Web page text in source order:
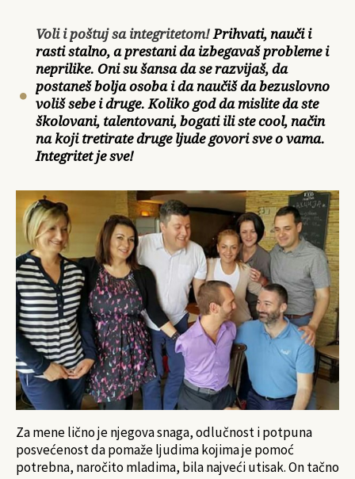
Voli i poštuj sa integritetom! Prihvati, nauči i
rasti stalno, a prestani da izbegavaš probleme i
neprilike. Oni su šansa da se razvijaš, da
postaneš bolja osoba i da naučiš da bezuslovno
voliš sebe i druge. Koliko god da mislite da ste
školovani, talentovani, bogati ili ste cool, način
na koji tretirate druge ljude govori sve o vama.
Integritet je sve!
Za mene lično je njegova snaga, odlučnost i potpuna
posvećenost da pomaže ljudima kojima je pomoć
potrebna, naročito mladima, bila najveći utisak. On tačno